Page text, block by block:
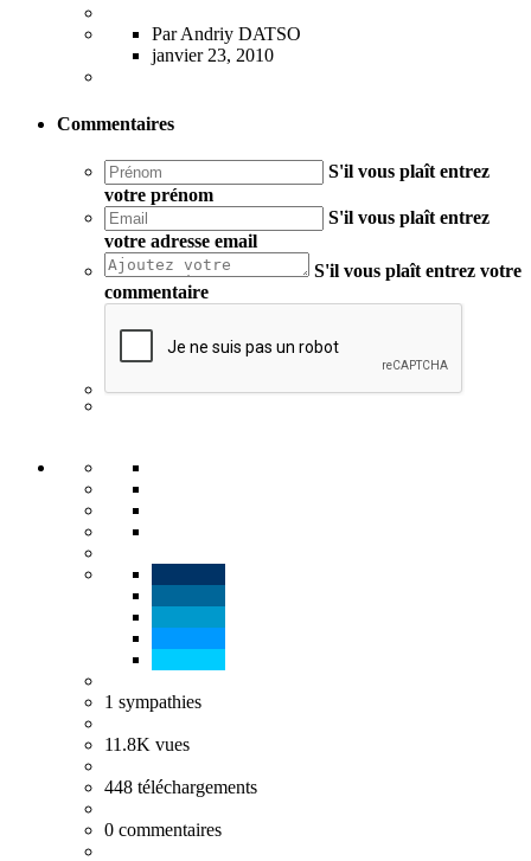
Par Andriy DATSO
janvier 23, 2010
Commentaires
S'il vous plaît entrez
votre prénom
S'il vous plaît entrez
votre adresse email
S'il vous plaît entrez votre
commentaire
1 sympathies
11.8K vues
448 téléchargements
0 commentaires